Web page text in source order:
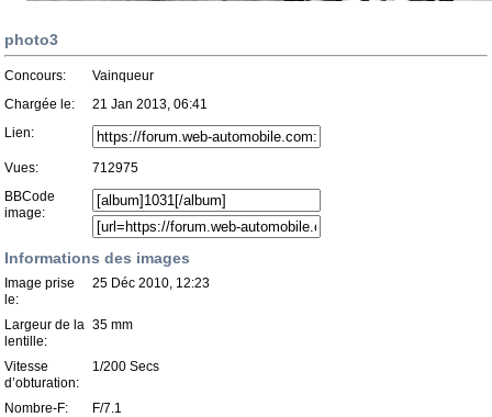
photo3
Concours:
Vainqueur
Chargée le:
21 Jan 2013, 06:41
Lien:
Vues:
712975
BBCode
image:
Informations des images
Image prise
le:
25 Déc 2010, 12:23
Largeur de la
lentille:
35 mm
Vitesse
d’obturation:
1/200 Secs
Nombre-F:
F/7.1